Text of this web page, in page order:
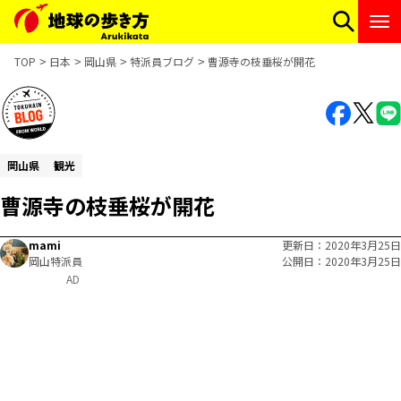
TOP 日本 岡山県 特派員ブログ 曹源寺の枝垂桜が開花
岡山県 観光
曹源寺の枝垂桜が開花
mami
岡山特派員
更新日
2020年3月25日
公開日
2020年3月25日
AD